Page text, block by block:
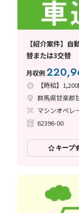
【紹介案件】
替または3交替
月収例
【時給】
群馬県甘楽郡
マシンオペレ
62396-00
キープ